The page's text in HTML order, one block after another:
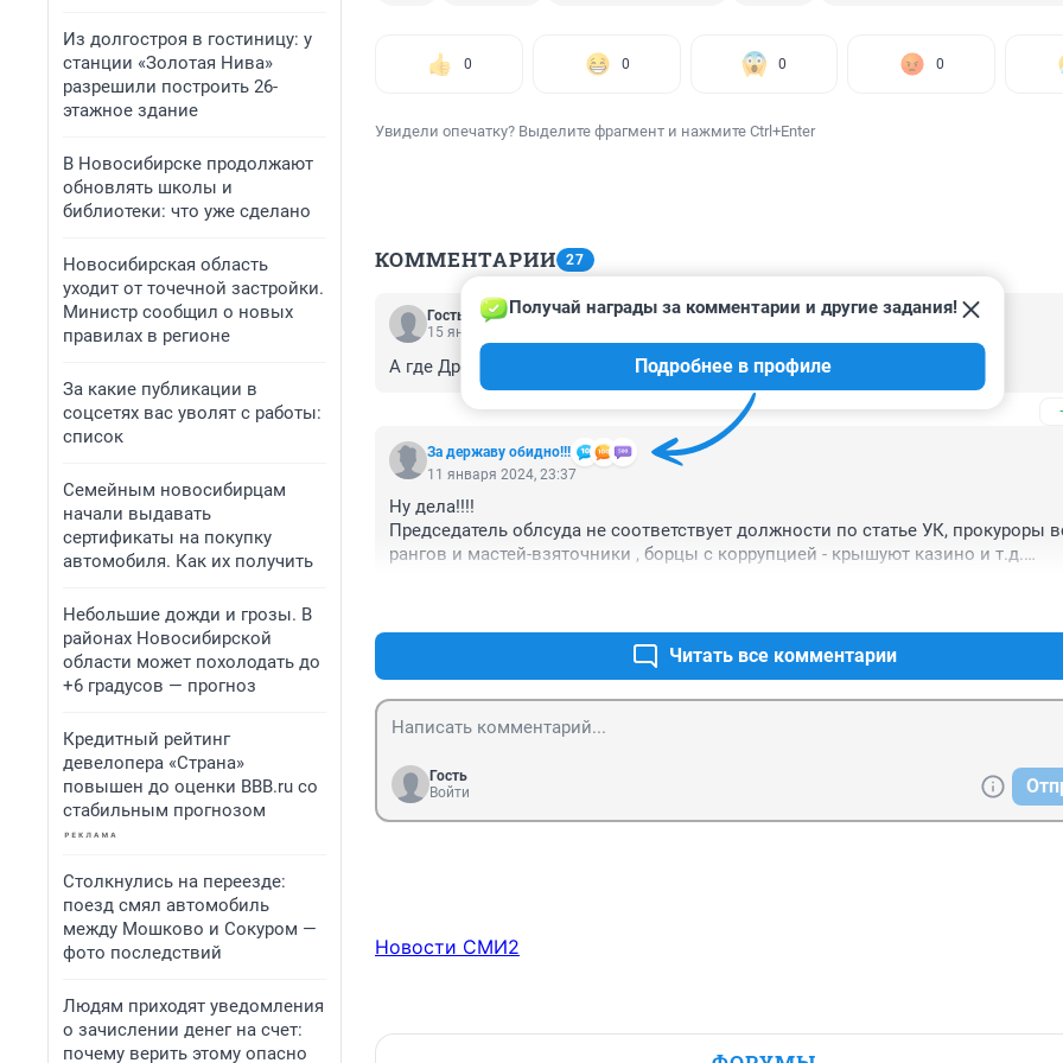
Из долгостроя в гостиницу: у
станции «Золотая Нива»
разрешили построить 26-
этажное здание
В Новосибирске продолжают
обновлять школы и
библиотеки: что уже сделано
Новосибирская область
уходит от точечной застройки.
Министр сообщил о новых
правилах в регионе
За какие публикации в
соцсетях вас уволят с работы:
список
Семейным новосибирцам
начали выдавать
сертификаты на покупку
автомобиля. Как их получить
Небольшие дожди и грозы. В
районах Новосибирской
области может похолодать до
+6 градусов — прогноз
Кредитный рейтинг
девелопера «Страна»
повышен до оценки BBB.ru со
стабильным прогнозом
Столкнулись на переезде:
поезд смял автомобиль
между Мошково и Сокуром —
фото последствий
Людям приходят уведомления
о зачислении денег на счет:
почему верить этому опасно
0 0 0 0
Увидели опечатку? Выделите фрагмент и нажмите Ctrl+Enter
КОММЕНТАРИИ 27
Гость
15 января 2024, 08:10
А где Дрон?
За державу обидно!!!
Получай награды за комментарии и другие задания!
Подробнее в профиле
11 января 2024, 23:37
Ну дела!!!!
Председатель облсуда не соответствует должности по статье УК, прокуроры
рангов и мастей-взяточники , борцы с коррупцией - крышуют казино и т.д.
Читать все комментарии
Гость
Войти
Новости СМИ2